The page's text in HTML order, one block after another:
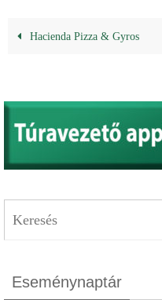
Hacienda Pizza & Gyros
Eseménynaptár